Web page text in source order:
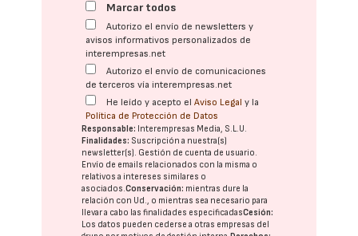
Marcar todos
Autorizo el envío de newsletters y
avisos informativos personalizados de
interempresas.net
Autorizo el envío de comunicaciones
de terceros vía interempresas.net
He leído y acepto elAviso Legal y la
Política de Protección de Datos
Responsable: Interempresas Media, S.L.U.
Finalidades: Suscripción a nuestra(s)
newsletter(s). Gestión de cuenta de usuario.
Envío de emails relacionados con la misma o
relativos a intereses similares o
asociados.Conservación: mientras dure la
relación con Ud., o mientras sea necesario para
llevar a cabo las finalidades especificadasCesión:
Los datos pueden cederse a otras empresas del